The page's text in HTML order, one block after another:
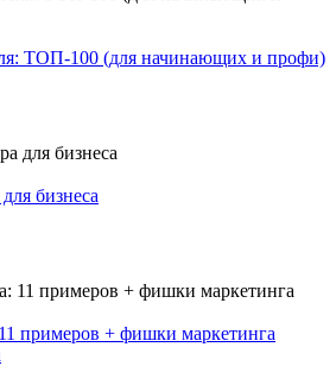
ТОП-100 (для начинающих и профи)
бизнеса
примеров + фишки маркетинга